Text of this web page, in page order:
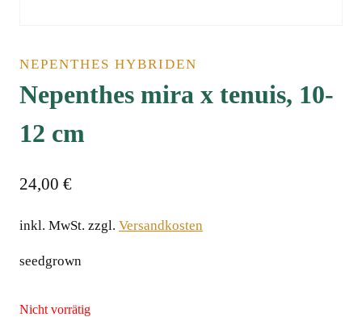
NEPENTHES HYBRIDEN
Nepenthes mira x tenuis, 10-
12 cm
24,00 €
inkl. MwSt. zzgl. Versandkosten
seedgrown
Nicht vorrätig